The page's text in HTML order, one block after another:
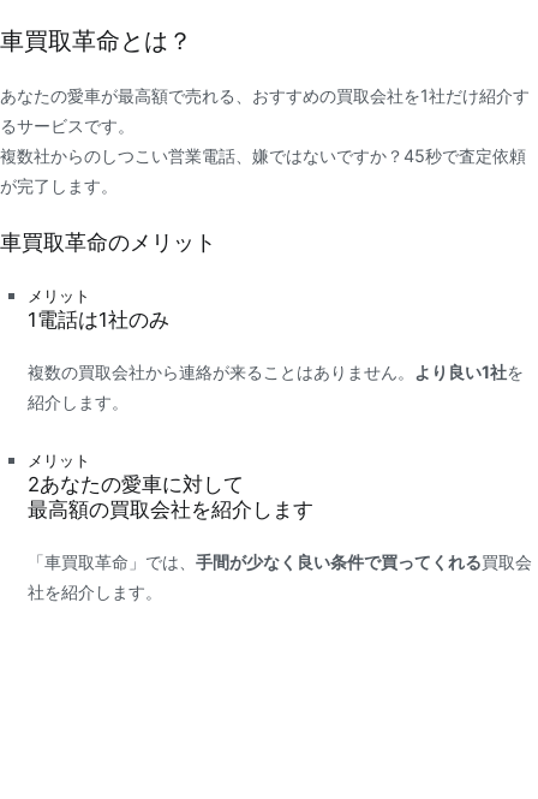
車買取革命とは？
あなたの愛車が最高額で売れる、おすすめの買取会社を1社だけ紹介す
るサービスです。
複数社からのしつこい営業電話、嫌ではないですか？45秒で査定依頼
が完了します。
車買取革命のメリット
メリット
1電話は1社のみ
複数の買取会社から連絡が来ることはありません。 より良い1社を
紹介します。
メリット
2あなたの愛車に対して
最高額の買取会社を紹介します
「車買取革命」では、手間が少なく良い条件で買ってくれる買取会
社を紹介します。